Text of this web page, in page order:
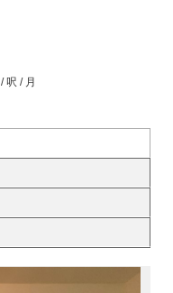
/ 呎 / 月